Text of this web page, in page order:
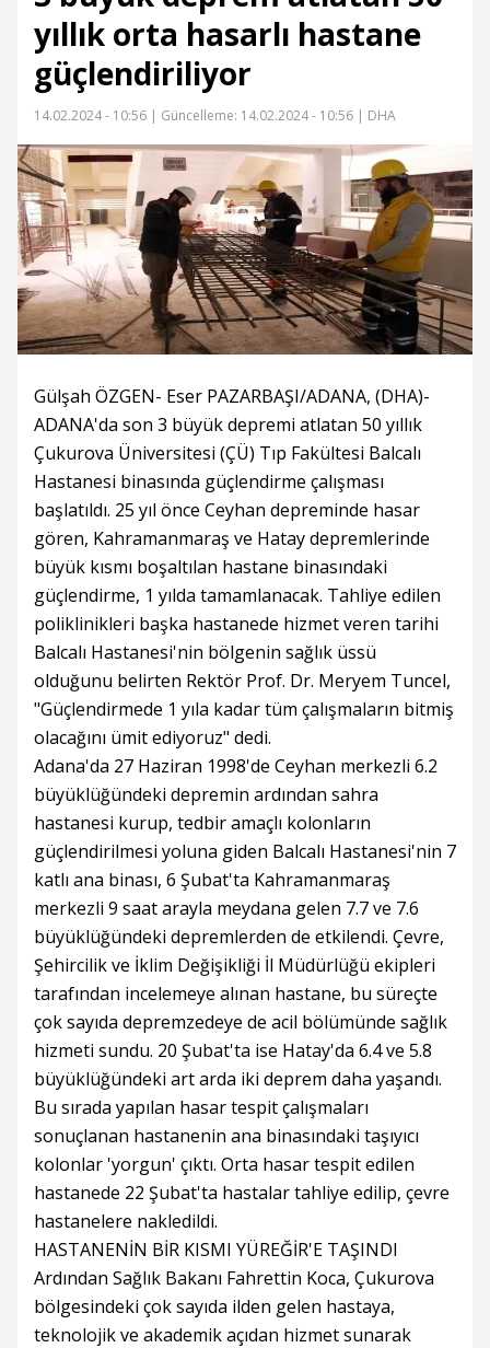
yıllık orta hasarlı hastane
güçlendiriliyor
14.02.2024 - 10:56 | Güncelleme: 14.02.2024 - 10:56 | DHA
Gülşah ÖZGEN- Eser PAZARBAŞI/ADANA, (DHA)-
ADANA'da son 3 büyük depremi atlatan 50 yıllık
Çukurova Üniversitesi (ÇÜ) Tıp Fakültesi Balcalı
Hastanesi binasında güçlendirme çalışması
başlatıldı. 25 yıl önce Ceyhan depreminde hasar
gören, Kahramanmaraş ve Hatay depremlerinde
büyük kısmı boşaltılan hastane binasındaki
güçlendirme, 1 yılda tamamlanacak. Tahliye edilen
poliklinikleri başka hastanede hizmet veren tarihi
Balcalı Hastanesi'nin bölgenin sağlık üssü
olduğunu belirten Rektör Prof. Dr. Meryem Tuncel,
"Güçlendirmede 1 yıla kadar tüm çalışmaların bitmiş
olacağını ümit ediyoruz" dedi.
Adana'da 27 Haziran 1998'de Ceyhan merkezli 6.2
büyüklüğündeki depremin ardından sahra
hastanesi kurup, tedbir amaçlı kolonların
güçlendirilmesi yoluna giden Balcalı Hastanesi'nin 7
katlı ana binası, 6 Şubat'ta Kahramanmaraş
merkezli 9 saat arayla meydana gelen 7.7 ve 7.6
büyüklüğündeki depremlerden de etkilendi. Çevre,
Şehircilik ve İklim Değişikliği İl Müdürlüğü ekipleri
tarafından incelemeye alınan hastane, bu süreçte
çok sayıda depremzedeye de acil bölümünde sağlık
hizmeti sundu. 20 Şubat'ta ise Hatay'da 6.4 ve 5.8
büyüklüğündeki art arda iki deprem daha yaşandı.
Bu sırada yapılan hasar tespit çalışmaları
sonuçlanan hastanenin ana binasındaki taşıyıcı
kolonlar 'yorgun' çıktı. Orta hasar tespit edilen
hastanede 22 Şubat'ta hastalar tahliye edilip, çevre
hastanelere nakledildi.
HASTANENİN BİR KISMI YÜREĞİR'E TAŞINDI
Ardından Sağlık Bakanı Fahrettin Koca, Çukurova
bölgesindeki çok sayıda ilden gelen hastaya,
teknolojik ve akademik açıdan hizmet sunarak